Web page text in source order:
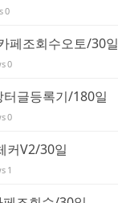
0
페조회수오토/30일
0
글등록기/180일
0
커V2/30일
1